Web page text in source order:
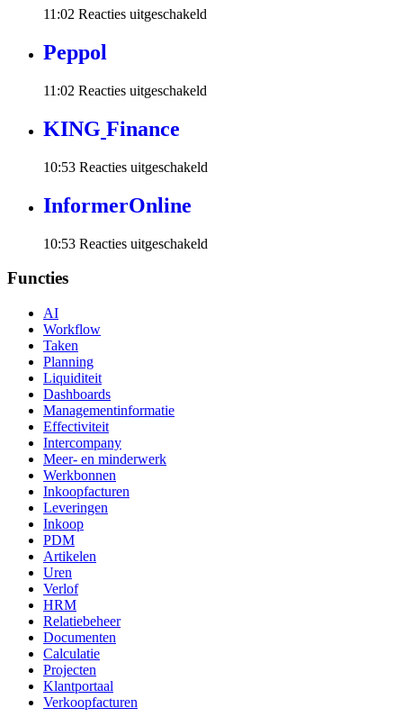
11:02 Reacties uitgeschakeld
Peppol
11:02 Reacties uitgeschakeld
KING Finance
10:53 Reacties uitgeschakeld
InformerOnline
10:53 Reacties uitgeschakeld
Functies
AI
Workflow
Taken
Planning
Liquiditeit
Dashboards
Managementinformatie
Effectiviteit
Intercompany
Meer- en minderwerk
Werkbonnen
Inkoopfacturen
Leveringen
Inkoop
PDM
Artikelen
Uren
Verlof
HRM
Relatiebeheer
Documenten
Calculatie
Projecten
Klantportaal
Verkoopfacturen